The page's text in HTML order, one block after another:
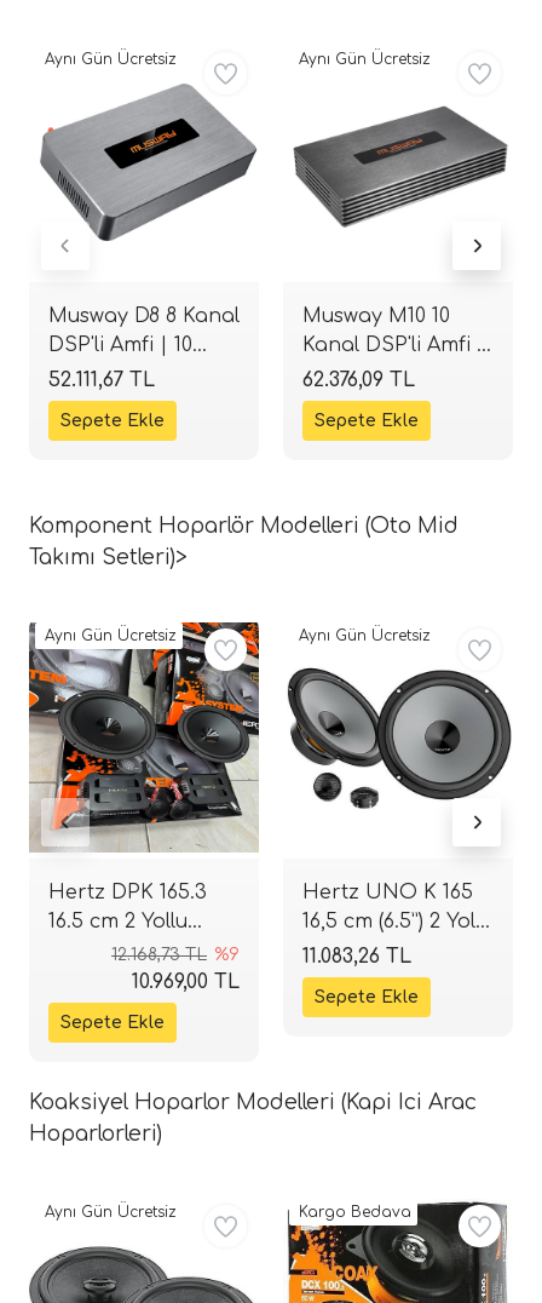
Musway D8 8 Kanal
DSP'li Amfi | 10
Kanal İşlemci |
Tak-Çalıştır |
SPLHIFI
52.111,67 TL
Aynı Gün Ücretsiz
Musway M10 10
Kanal DSP'li Amfi |
14 Kanal İşlemci |
1100W RMS |
SPLHIFI
62.376,09 TL
Aynı Gün Ücretsiz
Komponent Hoparlör Modelleri (Oto Mid
Takımı Setleri)>
Hertz DPK 165.3
16.5 cm 2 Yollu
Komponent Seti |
80 W RMS / 160 W
Peak | 93 dB | 4
Ohm | SPLHIFI
12.168,73 TL %9
10.969,00 TL
Aynı Gün Ücretsiz
Hertz UNO K 165
16,5 cm (6.5”) 2 Yollu
Komponent Set |
80 W RMS / 300 W
Peak | 4 Ohm |
11.083,26 TL
Aynı Gün Ücretsiz
Koaksiyel Hoparlor Modelleri (Kapi Ici Arac
Hoparlorleri)
Aynı Gün Ücretsiz Kargo Bedava